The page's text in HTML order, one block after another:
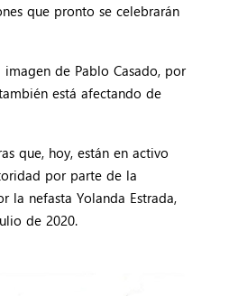
que pronto se celebrarán
de Pablo Casado, por
está afectando de
que, hoy, están en activo
por parte de la
la nefasta Yolanda Estrada,
de 2020.